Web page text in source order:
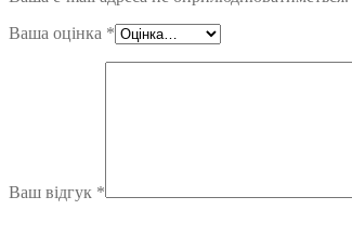
Ваша оцінка *
Ваш відгук *